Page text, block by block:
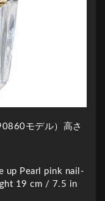
モデル）高さ